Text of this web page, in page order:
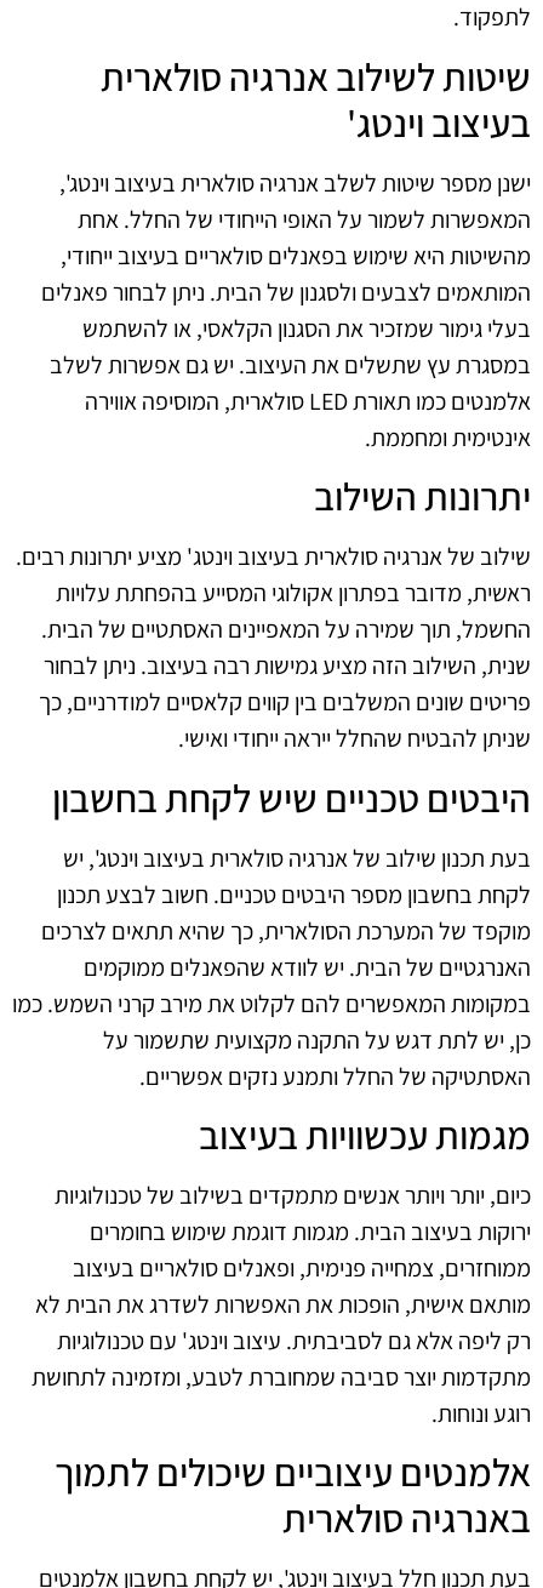
לתפקוד.
שיטות לשילוב אנרגיה סולארית
בעיצוב וינטג'
ישנן מספר שיטות לשלב אנרגיה סולארית בעיצוב וינטג',
המאפשרות לשמור על האופי הייחודי של החלל. אחת
מהשיטות היא שימוש בפאנלים סולאריים בעיצוב ייחודי,
המותאמים לצבעים ולסגנון של הבית. ניתן לבחור פאנלים
בעלי גימור שמזכיר את הסגנון הקלאסי, או להשתמש
במסגרת עץ שתשלים את העיצוב. יש גם אפשרות לשלב
אלמנטים כמו תאורת LED סולארית, המוסיפה אווירה
אינטימית ומחממת.
יתרונות השילוב
שילוב של אנרגיה סולארית בעיצוב וינטג' מציע יתרונות רבים.
ראשית, מדובר בפתרון אקולוגי המסייע בהפחתת עלויות
החשמל, תוך שמירה על המאפיינים האסתטיים של הבית.
שנית, השילוב הזה מציע גמישות רבה בעיצוב. ניתן לבחור
פריטים שונים המשלבים בין קווים קלאסיים למודרניים, כך
שניתן להבטיח שהחלל ייראה ייחודי ואישי.
היבטים טכניים שיש לקחת בחשבון
בעת תכנון שילוב של אנרגיה סולארית בעיצוב וינטג', יש
לקחת בחשבון מספר היבטים טכניים. חשוב לבצע תכנון
מוקפד של המערכת הסולארית, כך שהיא תתאים לצרכים
האנרגטיים של הבית. יש לוודא שהפאנלים ממוקמים
במקומות המאפשרים להם לקלוט את מירב קרני השמש. כמו
כן, יש לתת דגש על התקנה מקצועית שתשמור על
האסתטיקה של החלל ותמנע נזקים אפשריים.
מגמות עכשוויות בעיצוב
כיום, יותר ויותר אנשים מתמקדים בשילוב של טכנולוגיות
ירוקות בעיצוב הבית. מגמות דוגמת שימוש בחומרים
ממוחזרים, צמחייה פנימית, ופאנלים סולאריים בעיצוב
מותאם אישית, הופכות את האפשרות לשדרג את הבית לא
רק ליפה אלא גם לסביבתית. עיצוב וינטג' עם טכנולוגיות
מתקדמות יוצר סביבה שמחוברת לטבע, ומזמינה לתחושת
רוגע ונוחות.
אלמנטים עיצוביים שיכולים לתמוך
באנרגיה סולארית
בעת תכנון חלל בעיצוב וינטג', יש לקחת בחשבון אלמנטים